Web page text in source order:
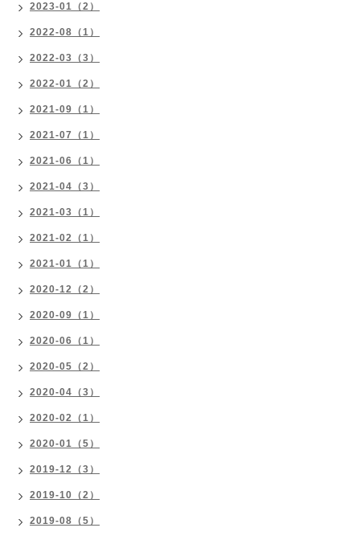
2023-01（2）
2022-08（1）
2022-03（3）
2022-01（2）
2021-09（1）
2021-07（1）
2021-06（1）
2021-04（3）
2021-03（1）
2021-02（1）
2021-01（1）
2020-12（2）
2020-09（1）
2020-06（1）
2020-05（2）
2020-04（3）
2020-02（1）
2020-01（5）
2019-12（3）
2019-10（2）
2019-08（5）